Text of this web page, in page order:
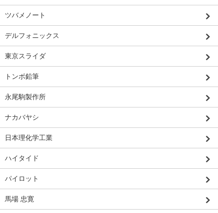
ツバメノート
デルフォニックス
東京スライダ
トンボ鉛筆
永尾駒製作所
ナカバヤシ
日本理化学工業
ハイタイド
パイロット
馬場 忠寛